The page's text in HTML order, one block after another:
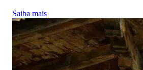
Saiba mais